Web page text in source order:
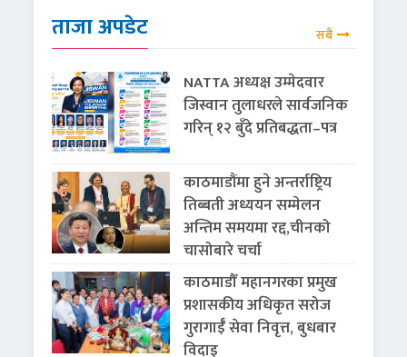
ताजा अपडेट सबै
NATTA अध्यक्ष उम्मेदवार
जिस्वान तुलाधरले सार्वजनिक
गरिन् १२ बुँदे प्रतिबद्धता–पत्र
काठमाडौंमा हुने अन्तर्राष्ट्रिय
तिब्बती अध्ययन सम्मेलन
अन्तिम समयमा रद्द,चीनको
चासोबारे चर्चा
काठमाडौँ महानगरका प्रमुख
प्रशासकीय अधिकृत सरोज
गुरागाईँ सेवा निवृत्त, बुधबार
विदाइ